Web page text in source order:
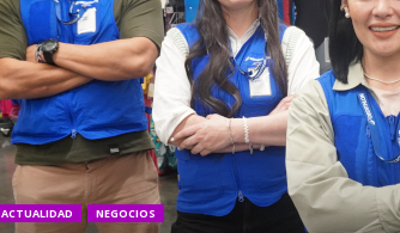
ACTUALIDAD NEGOCIOS